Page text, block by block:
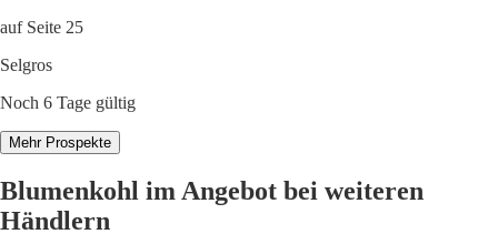
auf Seite 25
Selgros
Noch 6 Tage gültig
Mehr Prospekte
Blumenkohl im Angebot bei weiteren
Händlern